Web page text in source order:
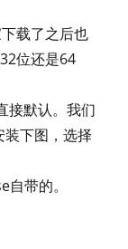
载了之后也
位还是64
接默认。我们
下图，选择
带的。